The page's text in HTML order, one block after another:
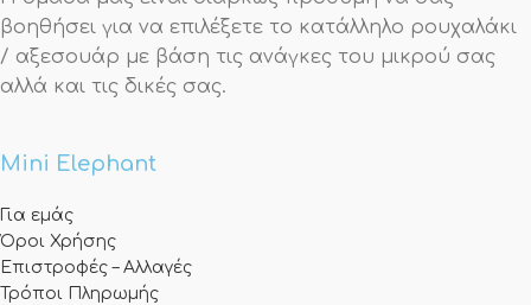
βοηθήσει για να επιλέξετε το κατάλληλο ρουχαλάκι
/ αξεσουάρ με βάση τις ανάγκες του μικρού σας
αλλά και τις δικές σας.
Mini Elephant
Για εμάς
Όροι Χρήσης
Επιστροφές – Αλλαγές
Τρόποι Πληρωμής